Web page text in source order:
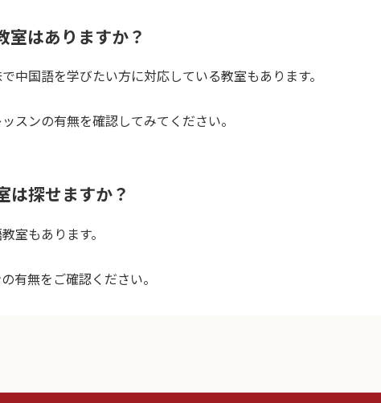
室はありますか？
中国語を学びたい方に対応している教室もあります。
スンの有無を確認してみてください。
は探せますか？
室もあります。
有無をご確認ください。